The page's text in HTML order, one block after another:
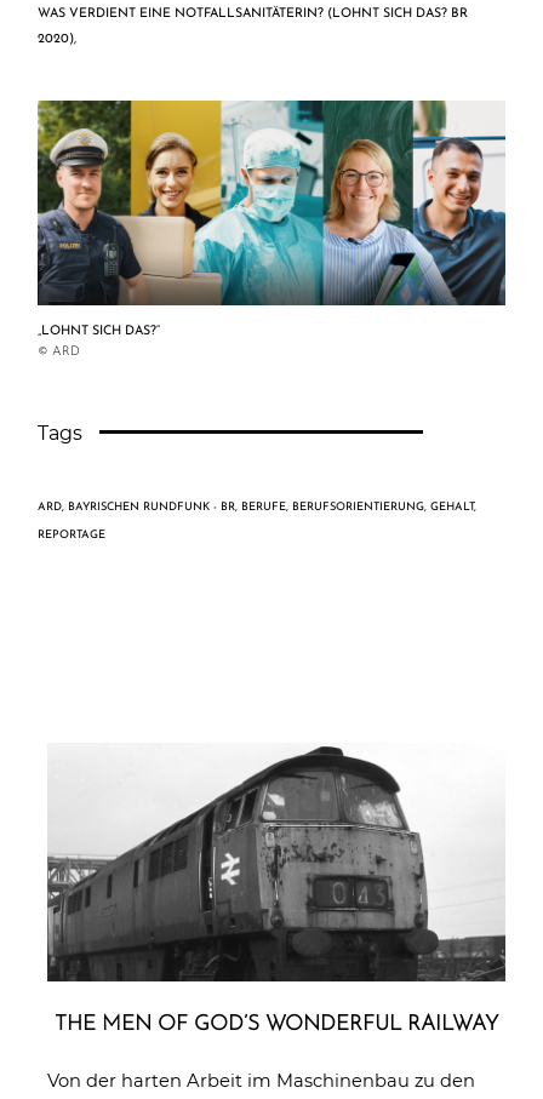
WAS VERDIENT EINE NOTFALLSANITÄTERIN? (LOHNT SICH DAS? BR
2020),
„LOHNT SICH DAS?“
© ARD
Tags
ARD, BAYRISCHEN RUNDFUNK - BR, BERUFE, BERUFSORIENTIERUNG,GEHALT,
REPORTAGE
THE MEN OF GOD’S WONDERFUL RAILWAY
Von der harten Arbeit im Maschinenbau zu den